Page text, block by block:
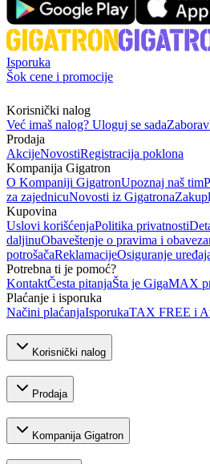
Isporuka
Šok cene i promocije
Korisnički nalog
Već imaš nalog? Uloguj se sada
Prodaja
AkcijeNovostiRegistracija poklona
Kompanija Gigatron
O Kompaniji GigatronUpoznaj naš tim
za zajednicuNovosti iz Gigatrona
Kupovina
Uslovi korišćenjaPolitika privatnosti
daljinuObaveštenje o pravima i
potrošačaReklamacijeOsiguranje
Potrebna ti je pomoć?
KontaktČesta pitanjaŠta je GigaMAX
Plaćanje i isporuka
Načini plaćanjaIsporukaTAX FREE i
Korisnički nalog
Prodaja
Kompanija Gigatron